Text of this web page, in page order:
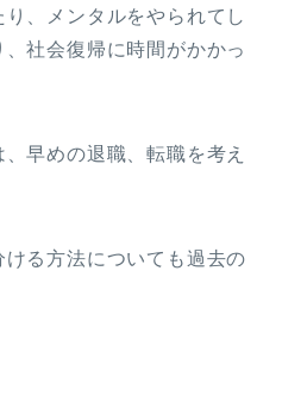
、メンタルをやられてし
社会復帰に時間がかかっ
早めの退職、転職を考え
る方法についても過去の